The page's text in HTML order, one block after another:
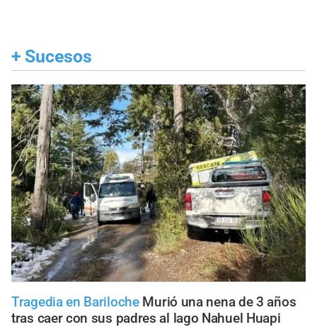
+ Sucesos
Tragedia en Bariloche Murió una nena de 3 años
tras caer con sus padres al lago Nahuel Huapi